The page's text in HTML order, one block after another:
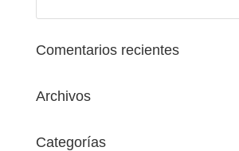
Comentarios recientes
Archivos
Categorías